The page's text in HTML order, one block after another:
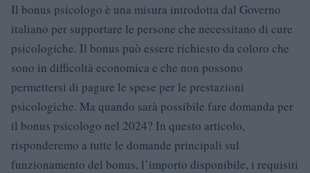
Il bonus psicologo è una misura introdotta dal Governo
italiano per supportare le persone che necessitano di cure
psicologiche. Il bonus può essere richiesto da coloro che
sono in difficoltà economica e che non possono
permettersi di pagare le spese per le prestazioni
psicologiche. Ma quando sarà possibile fare domanda per
il bonus psicologo nel 2024? In questo articolo,
risponderemo a tutte le domande principali sul
funzionamento del bonus, l’importo disponibile, i requisiti